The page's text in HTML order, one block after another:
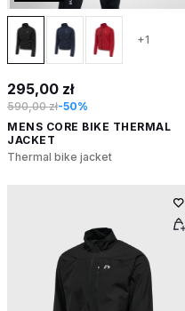
+1
295,00 zł
590,00 zł-50%
MENS CORE BIKE THERMAL
JACKET
Thermal bike jacket